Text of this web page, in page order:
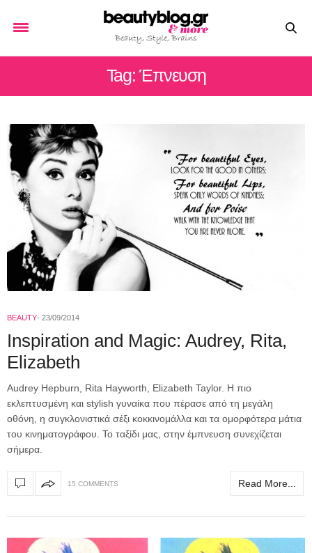
Tag: Έπνευση
BEAUTY 23/09/2014
Inspiration and Magic: Audrey, Rita,
Elizabeth
Audrey Hepburn, Rita Hayworth, Elizabeth Taylor. Η πιο
εκλεπτυσμένη και stylish γυναίκα που πέρασε από τη μεγάλη
οθόνη, η συγκλονιστικά σέξι κοκκινομάλλα και τα ομορφότερα μάτια
του κινηματογράφου. Το ταξίδι μας, στην έμπνευση συνεχίζεται
σήμερα.
15 COMMENTS Read More...